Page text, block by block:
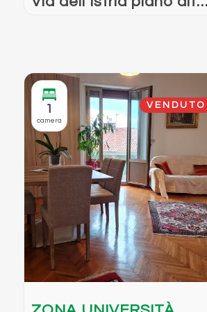
1
camera
VENDUTO